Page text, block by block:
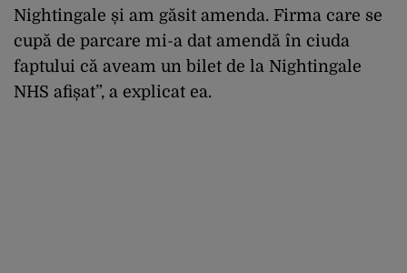
Nightingale și am găsit amenda. Firma care se
cupă de parcare mi-a dat amendă în ciuda
faptului că aveam un bilet de la Nightingale
NHS afișat”, a explicat ea.